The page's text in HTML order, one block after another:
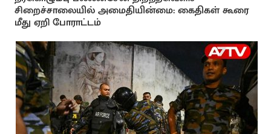
சிறைச்சாலையில் அமைதியின்மை: கைதிகள் கூரை
மீது ஏறி போராட்டம்